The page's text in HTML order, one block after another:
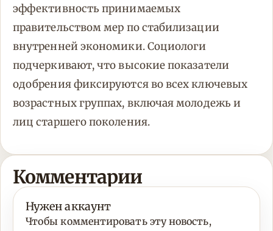
эффективность принимаемых
правительством мер по стабилизации
внутренней экономики. Социологи
подчеркивают, что высокие показатели
одобрения фиксируются во всех ключевых
возрастных группах, включая молодежь и
лиц старшего поколения.
Комментарии
Нужен аккаунт
Чтобы комментировать эту новость,